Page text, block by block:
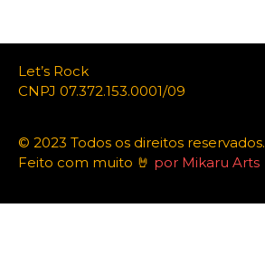
Let’s Rock
CNPJ 07.372.153.0001/09
© 2023 Todos os direitos reservados.
Feito com muito 🤘 por Mikaru Arts